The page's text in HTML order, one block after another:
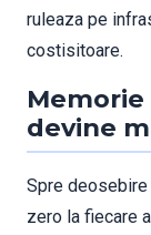
ruleaza pe
costisitoare.
devine
Spre
zero la fiecare